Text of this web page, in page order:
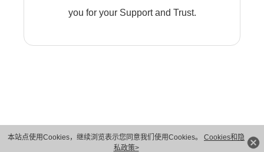
本站点使用Cookies，继续浏览表示您同意我们使用Cookies。 Cookies和隐
私政策>
you for your Support and Trust.
版权所有 © 华为技术有限公司 1998-2026。 保留一切权利。粤A2-20044005号
隐私保护
法律声明